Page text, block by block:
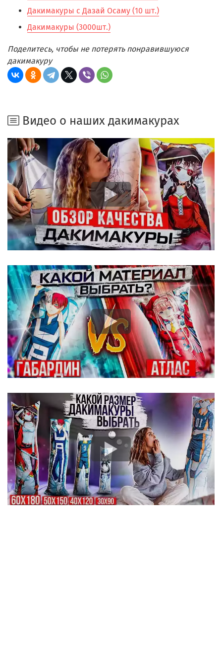
Дакимакуры с Дазай Осаму (10 шт.)
Дакимакуры (3000шт.)
Поделитесь, чтобы не потерять понравившуюся
дакимакуру
Видео о наших дакимакурах